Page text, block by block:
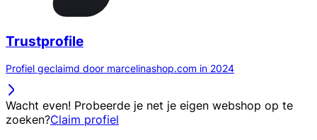
Trustprofile
Profiel geclaimd door marcelinashop.com in 2024
Wacht even! Probeerde je net je eigen webshop op te
zoeken?Claim profiel